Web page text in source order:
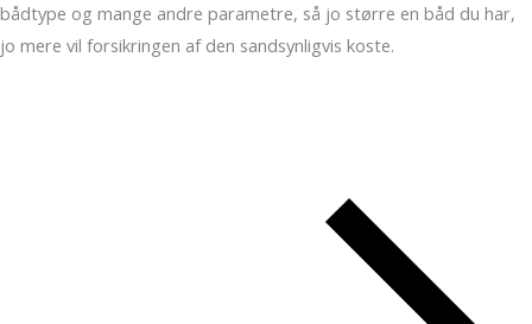
bådtype og mange andre parametre, så jo større en båd du har,
jo mere vil forsikringen af den sandsynligvis koste.